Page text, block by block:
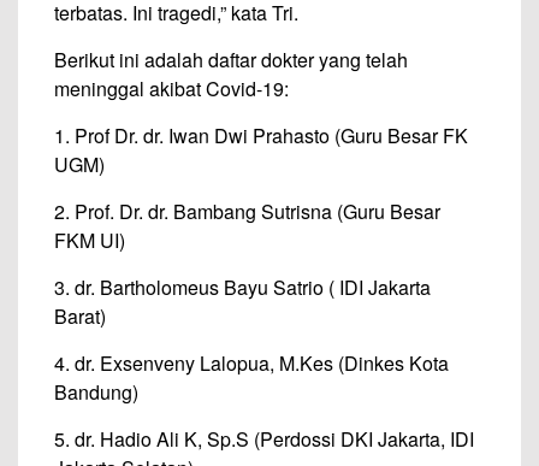
terbatas. Ini tragedi,” kata Tri.
Berikut ini adalah daftar dokter yang telah
meninggal akibat Covid-19:
1. Prof Dr. dr. Iwan Dwi Prahasto (Guru Besar FK
UGM)
2. Prof. Dr. dr. Bambang Sutrisna (Guru Besar
FKM UI)
3. dr. Bartholomeus Bayu Satrio ( IDI Jakarta
Barat)
4. dr. Exsenveny Lalopua, M.Kes (Dinkes Kota
Bandung)
5. dr. Hadio Ali K, Sp.S (Perdossi DKI Jakarta, IDI